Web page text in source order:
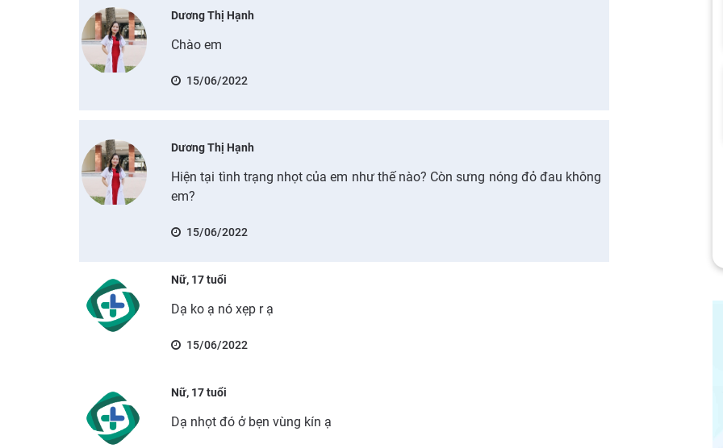
Dương Thị Hạnh
Chào em
15/06/2022
Dương Thị Hạnh
Hiện tại tình trạng nhọt của em như thế nào? Còn sưng nóng đỏ đau không
em?
15/06/2022
Nữ, 17 tuổi
Dạ ko ạ nó xẹp r ạ
15/06/2022
Nữ, 17 tuổi
Dạ nhọt đó ở bẹn vùng kín ạ